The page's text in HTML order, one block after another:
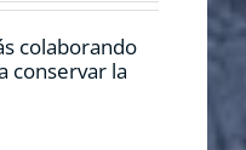
colaborando
conservar la